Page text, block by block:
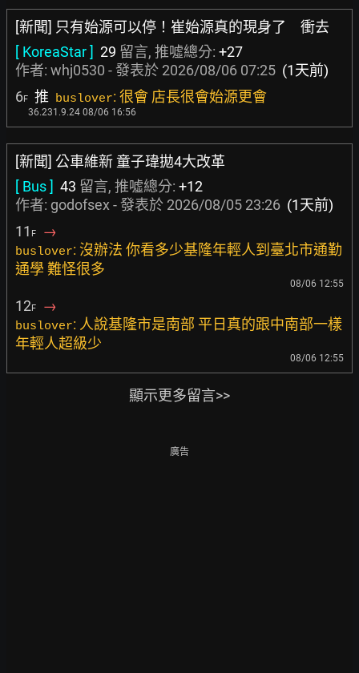
[新聞] 只有始源可以停！崔始源真的現身了 衝去
[ KoreaStar ] 29 留言, 推噓總分: +27
作者: whj0530 - 發表於 2026/08/06 07:25 (1天前)
6F 推 buslover: 很會 店長很會始源更會
36.231.9.24 08/06 16:56
[新聞] 公車維新 童子瑋拋4大改革
[ Bus ] 43 留言, 推噓總分: +12
作者: godofsex - 發表於 2026/08/05 23:26 (1天前)
11 F →
buslover: 沒辦法 你看多少基隆年輕人到臺北市通勤
通學 難怪很多
08/06 12:55
12F →
buslover: 人說基隆市是南部 平日真的跟中南部一樣
年輕人超級少
08/06 12:55
顯示更多留言>>
廣告